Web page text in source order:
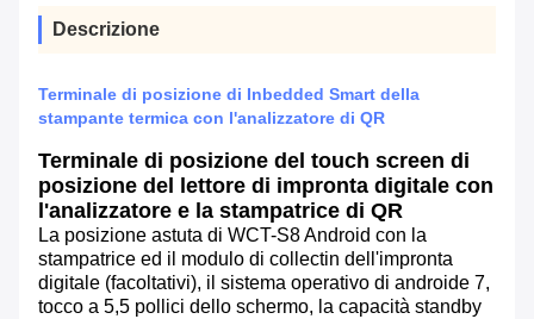
Descrizione
Terminale di posizione di Inbedded Smart della
stampante termica con l'analizzatore di QR
Terminale di posizione del touch screen di
posizione del lettore di impronta digitale con
l'analizzatore e la stampatrice di QR
La posizione astuta di WCT-S8 Android con la
stampatrice ed il modulo di collectin dell'impronta
digitale (facoltativi), il sistema operativo di androide 7,
tocco a 5,5 pollici dello schermo, la capacità standby